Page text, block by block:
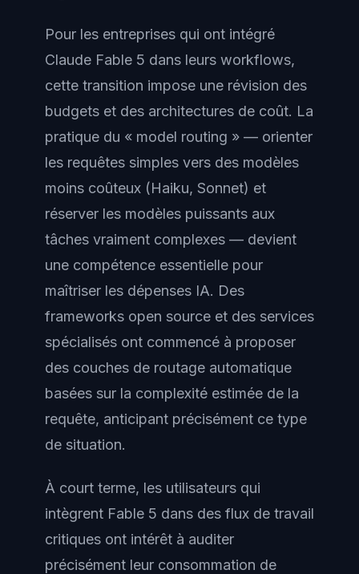
Pour les entreprises qui ont intégré
Claude Fable 5 dans leurs workflows,
cette transition impose une révision des
budgets et des architectures de coût. La
pratique du « model routing » — orienter
les requêtes simples vers des modèles
moins coûteux (Haiku, Sonnet) et
réserver les modèles puissants aux
tâches vraiment complexes — devient
une compétence essentielle pour
maîtriser les dépenses IA. Des
frameworks open source et des services
spécialisés ont commencé à proposer
des couches de routage automatique
basées sur la complexité estimée de la
requête, anticipant précisément ce type
de situation.
À court terme, les utilisateurs qui
intègrent Fable 5 dans des flux de travail
critiques ont intérêt à auditer
précisément leur consommation de